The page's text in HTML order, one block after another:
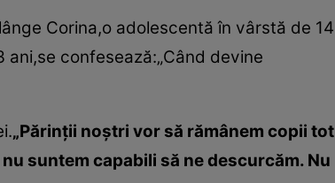
Corina,o adolescentă în vârstă de 14
confesează:„Când devine
„Părinţii noştri vor să rămânem copii tot
suntem capabili să ne descurcăm. Nu